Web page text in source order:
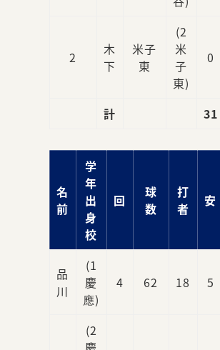
2
木
下
米子
東
(2
米
子
東)
0
計 31
名
前
学
年
出
身
校
回
球
数
打
者
安
品
川
(1
慶
應)
4 62 18 5
(2